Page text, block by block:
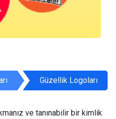
Güzellik Logoları
ve tanınabilir bir kimlik